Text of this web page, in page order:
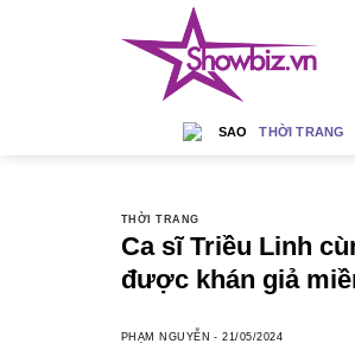
SAO THỜI TRANG
THỜI TRANG
Ca sĩ Triều Linh
được khán giả
PHẠM NGUYỄN -21/05/2024